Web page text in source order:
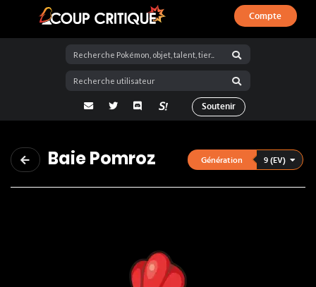
Coup Critique
Compte
adresse email
Twitter Discord La Salty Room sur Pokémon
Soutenir
Baie Pomroz Génération 9 (EV)